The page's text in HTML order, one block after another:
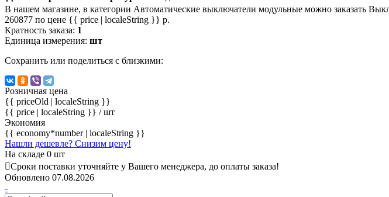
В нашем магазине, в категории Автоматические выключатели модульные можно заказать
260877 по цене {{ price | localeString }} р.
Кратность заказа: 1
Единица измерения: шт
Сохранить или поделиться с близкими:
Розничная цена
{{ priceOld | localeString }}
{{ price | localeString }} / шт
Экономия
{{ economy*number | localeString }}
Нашли дешевле? Снизим цену!
На складе 0 шт
Сроки поставки уточняйте у Вашего менеджера, до оплаты заказа!
Обновлено 07.08.2026
-